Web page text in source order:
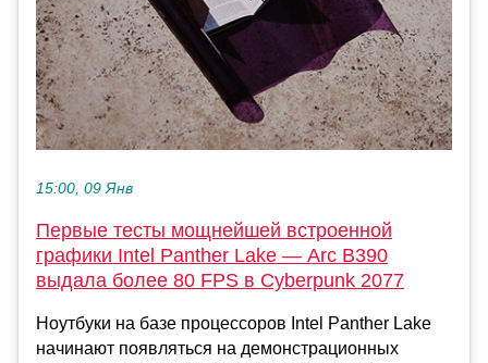
15:00, 09 Янв
Первые тесты мощнейшей встроенной
графики Intel Panther Lake — Arc B390
выдала более 80 FPS в Cyberpunk 2077
Ноутбуки на базе процессоров Intel Panther Lake
начинают появляться на демонстрационных